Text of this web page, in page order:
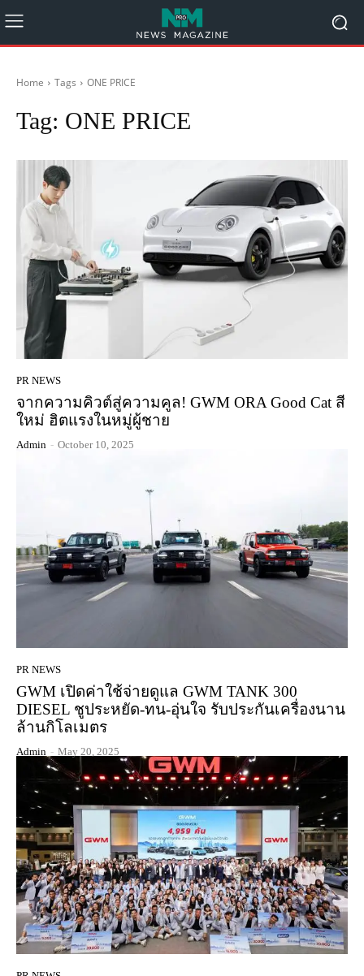
Home Tags ONE PRICE
Tag: ONE PRICE
PR NEWS
จากความคิวต์สู่ความคูล! GWM ORA Good Cat สี
ใหม่ ฮิตแรงในหมู่ผู้ชาย
Admin - October 10, 2025
PR NEWS
GWM เปิดค่าใช้จ่ายดูแล GWM TANK 300
DIESEL ชูประหยัด-ทน-อุ่นใจ รับประกันเครื่องนาน
ล้านกิโลเมตร
Admin - May 20, 2025